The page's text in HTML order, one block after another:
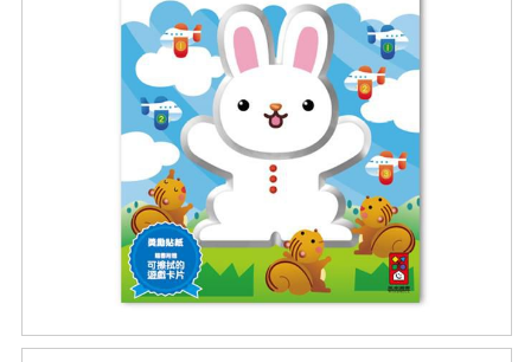
老師您好!!幼教會員火熱招募中~
海外購物免煩惱！點我查看『海外購物流程說明』